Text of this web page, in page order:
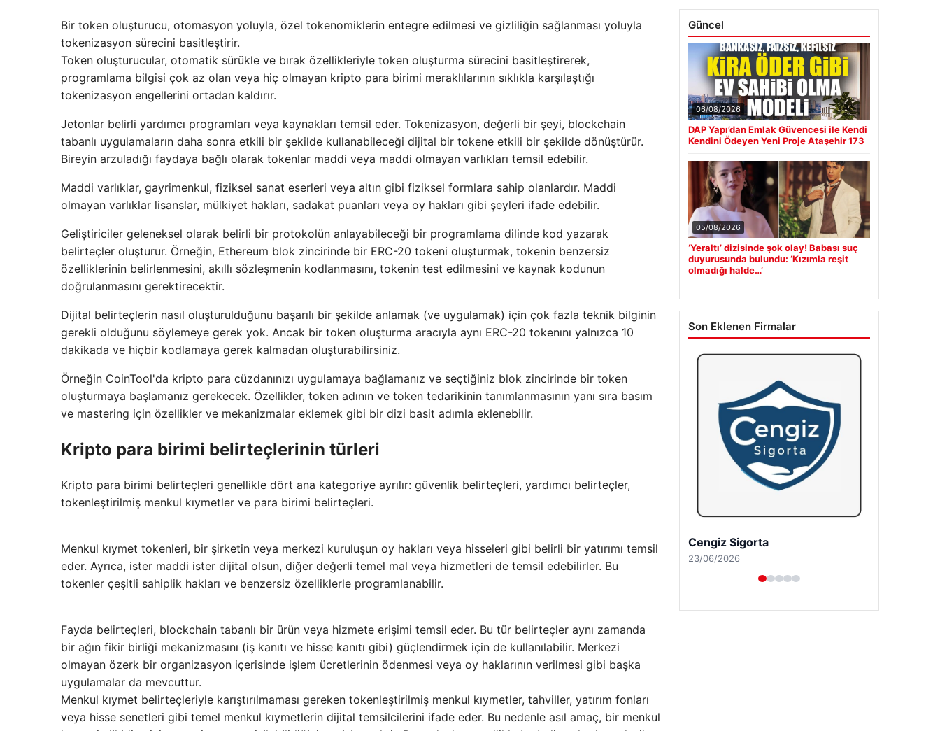
Bir token oluşturucu, otomasyon yoluyla, özel tokenomiklerin entegre edilmesi ve gizliliğin sağlanması yoluyla
tokenizasyon sürecini basitleştirir.
Token oluşturucular, otomatik sürükle ve bırak özellikleriyle token oluşturma sürecini basitleştirerek,
programlama bilgisi çok az olan veya hiç olmayan kripto para birimi meraklılarının sıklıkla karşılaştığı
tokenizasyon engellerini ortadan kaldırır.
Jetonlar belirli yardımcı programları veya kaynakları temsil eder. Tokenizasyon, değerli bir şeyi, blockchain
tabanlı uygulamaların daha sonra etkili bir şekilde kullanabileceği dijital bir tokene etkili bir şekilde dönüştürür.
Bireyin arzuladığı faydaya bağlı olarak tokenlar maddi veya maddi olmayan varlıkları temsil edebilir.
Maddi varlıklar, gayrimenkul, fiziksel sanat eserleri veya altın gibi fiziksel formlara sahip olanlardır. Maddi
olmayan varlıklar lisanslar, mülkiyet hakları, sadakat puanları veya oy hakları gibi şeyleri ifade edebilir.
Geliştiriciler geleneksel olarak belirli bir protokolün anlayabileceği bir programlama dilinde kod yazarak
belirteçler oluşturur. Örneğin, Ethereum blok zincirinde bir ERC-20 tokeni oluşturmak, tokenin benzersiz
özelliklerinin belirlenmesini, akıllı sözleşmenin kodlanmasını, tokenin test edilmesini ve kaynak kodunun
doğrulanmasını gerektirecektir.
Dijital belirteçlerin nasıl oluşturulduğunu başarılı bir şekilde anlamak (ve uygulamak) için çok fazla teknik bilginin
gerekli olduğunu söylemeye gerek yok. Ancak bir token oluşturma aracıyla aynı ERC-20 tokenını yalnızca 10
dakikada ve hiçbir kodlamaya gerek kalmadan oluşturabilirsiniz.
Örneğin CoinTool'da kripto para cüzdanınızı uygulamaya bağlamanız ve seçtiğiniz blok zincirinde bir token
oluşturmaya başlamanız gerekecek. Özellikler, token adının ve token tedarikinin tanımlanmasının yanı sıra basım
ve mastering için özellikler ve mekanizmalar eklemek gibi bir dizi basit adımla eklenebilir.
Kripto para birimi belirteçlerinin türleri
Kripto para birimi belirteçleri genellikle dört ana kategoriye ayrılır: güvenlik belirteçleri, yardımcı belirteçler,
tokenleştirilmiş menkul kıymetler ve para birimi belirteçleri.
Menkul kıymet tokenleri, bir şirketin veya merkezi kuruluşun oy hakları veya hisseleri gibi belirli bir yatırımı temsil
eder. Ayrıca, ister maddi ister dijital olsun, diğer değerli temel mal veya hizmetleri de temsil edebilirler. Bu
tokenler çeşitli sahiplik hakları ve benzersiz özelliklerle programlanabilir.
Fayda belirteçleri, blockchain tabanlı bir ürün veya hizmete erişimi temsil eder. Bu tür belirteçler aynı zamanda
bir ağın fikir birliği mekanizmasını (iş kanıtı ve hisse kanıtı gibi) güçlendirmek için de kullanılabilir. Merkezi
olmayan özerk bir organizasyon içerisinde işlem ücretlerinin ödenmesi veya oy haklarının verilmesi gibi başka
uygulamalar da mevcuttur.
Menkul kıymet belirteçleriyle karıştırılmaması gereken tokenleştirilmiş menkul kıymetler, tahviller, yatırım fonları
veya hisse senetleri gibi temel menkul kıymetlerin dijital temsilcilerini ifade eder. Bu nedenle asıl amaç, bir menkul
Güncel
06/08/2026
DAP Yapı’dan Emlak Güvencesi ile Kendi
Kendini Ödeyen Yeni Proje Ataşehir 173
05/08/2026
‘Yeraltı’ dizisinde şok olay! Babası suç
duyurusunda bulundu: ‘Kızımla reşit
olmadığı halde…’
Son Eklenen Firmalar
Hastaş Beton
26/05/2026